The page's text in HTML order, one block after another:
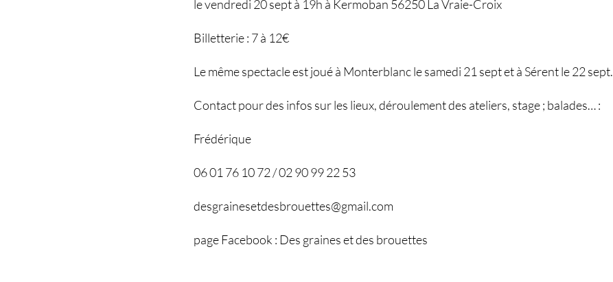
le vendredi 20 sept à 19h à Kermoban 56250 La Vraie-Croix
Billetterie : 7 à 12€
Le même spectacle est joué à Monterblanc le samedi 21 sept et à Sérent le 22 sept.
Contact pour des infos sur les lieux, déroulement des ateliers, stage ; balades… :
Frédérique
06 01 76 10 72 / 02 90 99 22 53
desgrainesetdesbrouettes@gmail.com
page Facebook : Des graines et des brouettes